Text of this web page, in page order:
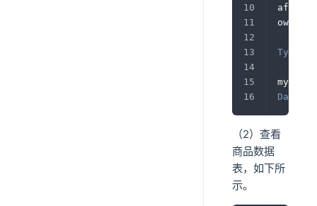
owners
Type
mysql
（2）查看
商品数据
表，如下所
示。